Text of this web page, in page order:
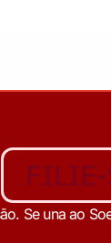
FILIE-
Se una ao